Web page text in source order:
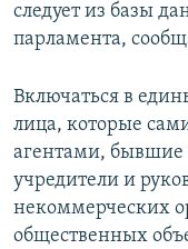
следует из базы
парламента,
Включаться в
лица, которые
агентами, бывшие
учредители и
некоммерческих
общественных